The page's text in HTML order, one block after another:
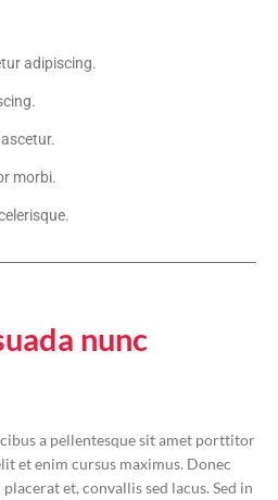
adipiscing.
morbi.
nunc
a pellentesque sit amet porttitor
et enim cursus maximus. Donec
et, convallis sed lacus. Sed in